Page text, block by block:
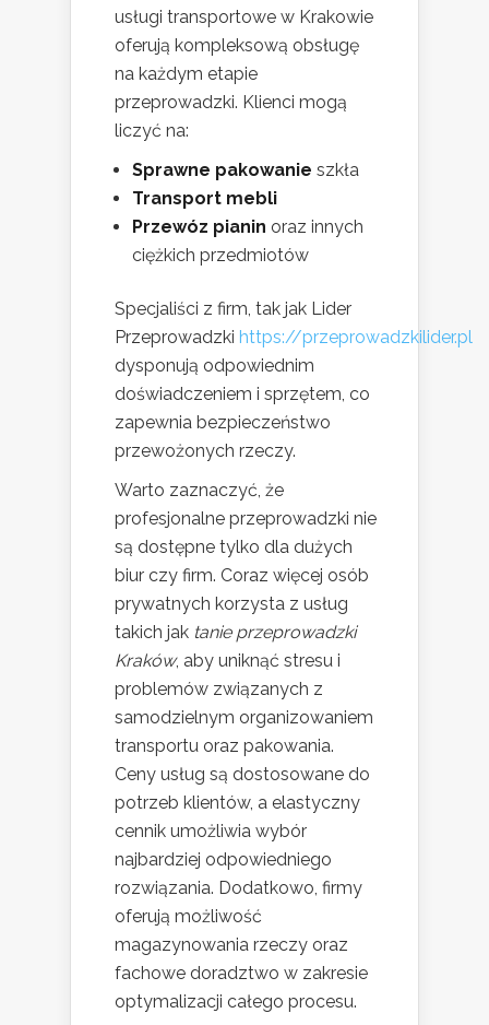
usługi transportowe w Krakowie
oferują kompleksową obsługę
na każdym etapie
przeprowadzki. Klienci mogą
liczyć na:
Sprawne pakowanie szkła
Transport mebli
Przewóz pianin oraz innych
ciężkich przedmiotów
Specjaliści z firm, tak jak Lider
Przeprowadzki https://przeprowadzkilider.pl
dysponują odpowiednim
doświadczeniem i sprzętem, co
zapewnia bezpieczeństwo
przewożonych rzeczy.
Warto zaznaczyć, że
profesjonalne przeprowadzki nie
są dostępne tylko dla dużych
biur czy firm. Coraz więcej osób
prywatnych korzysta z usług
takich jak tanie przeprowadzki
Kraków, aby uniknąć stresu i
problemów związanych z
samodzielnym organizowaniem
transportu oraz pakowania.
Ceny usług są dostosowane do
potrzeb klientów, a elastyczny
cennik umożliwia wybór
najbardziej odpowiedniego
rozwiązania. Dodatkowo, firmy
oferują możliwość
magazynowania rzeczy oraz
fachowe doradztwo w zakresie
optymalizacji całego procesu.